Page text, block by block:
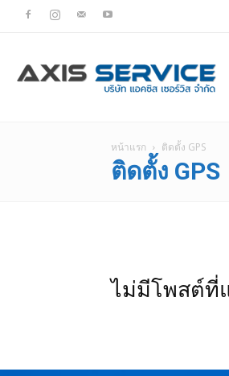
ติด
หน้าแรก ติดตั้ง GPS
ติดตั้ง GPS
ไม่มีโพสต์ที่